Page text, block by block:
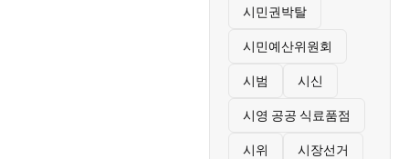
시민권박탈
시민예산위원회
시범 시신
시영 공공 식료품점
시위 시장선거